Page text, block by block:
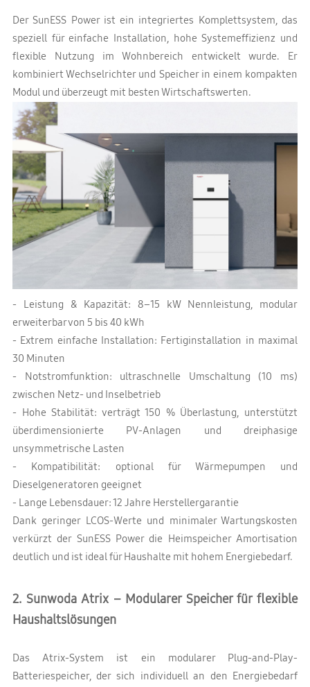
Der SunESS Power ist ein integriertes Komplettsystem, das
speziell für einfache Installation, hohe Systemeffizienz und
flexible Nutzung im Wohnbereich entwickelt wurde. Er
kombiniert Wechselrichter und Speicher in einem kompakten
Modul und überzeugt mit besten Wirtschaftswerten.
- Leistung & Kapazität: 8–15 kW Nennleistung, modular
erweiterbar von 5 bis 40 kWh
- Extrem einfache Installation: Fertiginstallation in maximal
30 Minuten
- Notstromfunktion: ultraschnelle Umschaltung (10 ms)
zwischen Netz- und Inselbetrieb
- Hohe Stabilität: verträgt 150 % Überlastung, unterstützt
überdimensionierte PV-Anlagen und dreiphasige
unsymmetrische Lasten
- Kompatibilität: optional für Wärmepumpen und
Dieselgeneratoren geeignet
- Lange Lebensdauer: 12 Jahre Herstellergarantie
Dank geringer LCOS-Werte und minimaler Wartungskosten
verkürzt der SunESS Power die Heimspeicher Amortisation
deutlich und ist ideal für Haushalte mit hohem Energiebedarf.
2. Sunwoda Atrix – Modularer Speicher für flexible
Haushaltslösungen
Das Atrix-System ist ein modularer Plug-and-Play-
Batteriespeicher, der sich individuell an den Energiebedarf